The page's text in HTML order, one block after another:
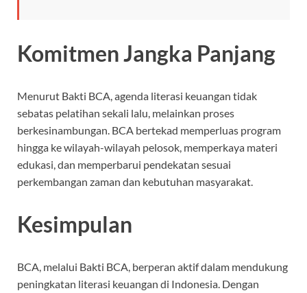
Komitmen Jangka Panjang
Menurut Bakti BCA, agenda literasi keuangan tidak
sebatas pelatihan sekali lalu, melainkan proses
berkesinambungan. BCA bertekad memperluas program
hingga ke wilayah-wilayah pelosok, memperkaya materi
edukasi, dan memperbarui pendekatan sesuai
perkembangan zaman dan kebutuhan masyarakat.
Kesimpulan
BCA, melalui Bakti BCA, berperan aktif dalam mendukung
peningkatan literasi keuangan di Indonesia. Dengan